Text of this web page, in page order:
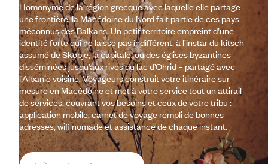
Homonyme de la région grecque avec laquelle elle partage
une frontière, la Macédoine du Nord fait partie de ces pays
méconnus des Balkans. Un petit territoire empreint d’une
identité forte qui ne laisse pas indifférent, à l’instar du kitsch
assumé de Skopje, la capitale, ou des églises byzantines
disséminées jusqu’aux rives du lac d’Ohrid – partagé avec
l’Albanie voisine. Voyageurs construit votre itinéraire sur
mesure en Macédoine et met à votre service tout un attirail
de services, couvrant vos besoins et ceux de votre tribu :
application mobile, carnet de voyage rempli de bonnes
adresses, wifi nomade et assistance de chaque instant.